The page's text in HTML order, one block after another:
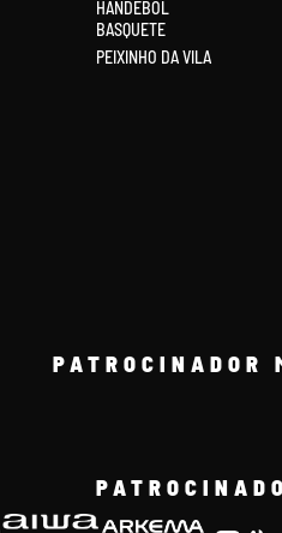
HANDEBOL
BASQUETE
PEIXINHO DA VILA
PATROCINADOR